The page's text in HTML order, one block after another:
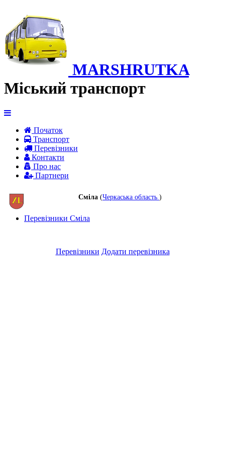
MARSHRUTKA
Міський транспорт
Початок
Транспорт
Перевiзники
Контакти
Про нас
Партнери
Сміла (Черкаська область )
Перевізники Сміла
Перевізники Додати перевізника